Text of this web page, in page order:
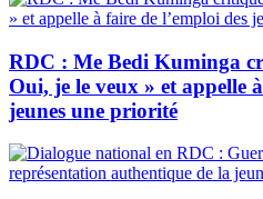
RDC : Me Bedi Kuminga
Oui, je le veux » et appelle
jeunes une priorité